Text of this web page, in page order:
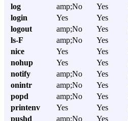
log
amp;No Yes
login
Yes Yes
logout
amp;No Yes
ls-F
amp;No Yes
nice
Yes Yes
nohup
Yes Yes
notify
amp;No Yes
onintr
amp;No Yes
popd
amp;No Yes
printenv
Yes Yes
pushd
amp;No Yes